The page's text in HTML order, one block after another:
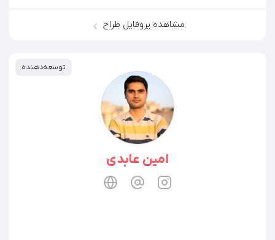
مشاهده پروفایل طراح
توسعه‌دهنده
امین عابدی